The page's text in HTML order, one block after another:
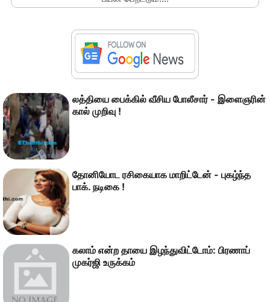
லத்தியை பைக்கில் வீசிய போலீசார் - இளைஞரின்
கால் முறிவு !
தோனியோட ரசிகையாக மாறிட்டேன் - புகழ்ந்த
பாக். நடிகை !
கலாம் என்ற தாயை இழந்துவிட்டோம்: பிரணாப்
முகர்ஜி உருக்கம்